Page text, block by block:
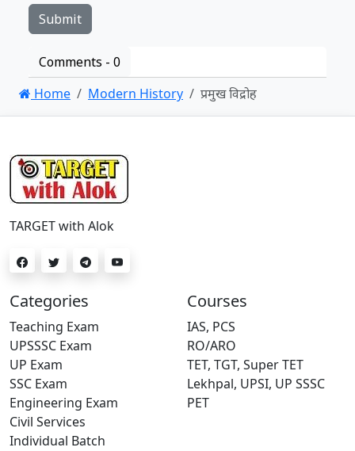
Comments - 0
Home
Modern History प्रमुख विद्रोह
TARGET with Alok
Categories
Teaching Exam
UPSSSC Exam
UP Exam
SSC Exam
Engineering Exam
Civil Services
Individual Batch
Courses
IAS, PCS
RO/ARO
TET, TGT, Super TET
Lekhpal, UPSI, UP SSSC
PET